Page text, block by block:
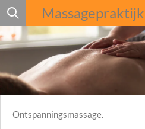
Ga
direct
naar
hoofdinhoud
Ontspanningsmassage.